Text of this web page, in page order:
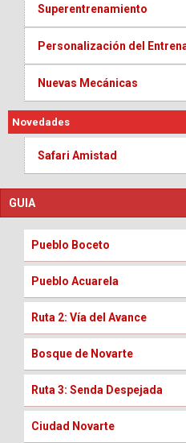
Superentrenamiento
Personalización del
Nuevas Mecánicas
Novedades
Safari Amistad
GUIA
Pueblo Boceto
Pueblo Acuarela
Ruta 2: Vía del Avance
Bosque de Novarte
Ruta 3: Senda Despejada
Ciudad Novarte